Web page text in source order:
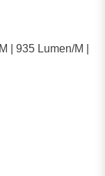
| 935 Lumen/M |